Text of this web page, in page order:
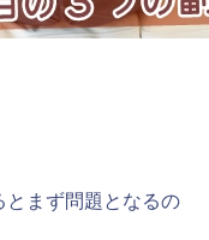
とまず問題となるの